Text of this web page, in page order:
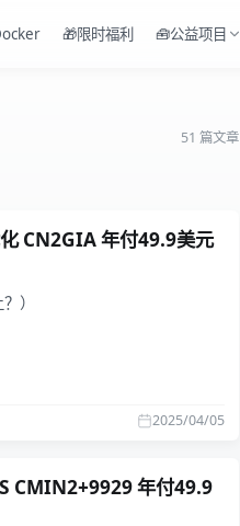
🎁限时福利 🧰公益项目
51 篇文章
CN2GIA 年付49.9美元
）
2025/04/05
CMIN2+9929 年付49.9